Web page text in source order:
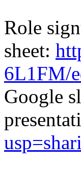
Role
sheet:
6L1FM/
Google